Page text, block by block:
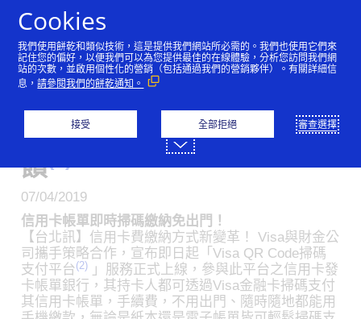
(1)">
Visa金融卡掃碼付帳單正
式上線 簡單掃碼手續費減
免 限時加碼150萬刷卡金回
饋
07/04/2019
信用卡帳單即時掃碼繳納免出門！
【台北訊】信用卡費繳納方式新變革！ Visa與財金公
司攜手策略合作，宣布即日起「Visa QR Code掃碼
支付平台 (2)
」服務正式上線，參與此平台之信用卡發
卡帳單銀行，其持卡人都可透過Visa金融卡掃碼支付
其信用卡帳單，手續費，不用出門、隨時隨地都能用
Cookies
我們使用餅乾和類似技術，這是提供我們網站所必需的。我們也使用它們來
記住您的偏好，以便我們可以為您提供最佳的在線體驗，分析您訪問我們網
站的次數，並啟用個性化的營銷（包括通過我們的營銷夥伴）。有關詳細信
息，請參閱我們的餅乾通知。
接受 全部拒絕 審查選擇